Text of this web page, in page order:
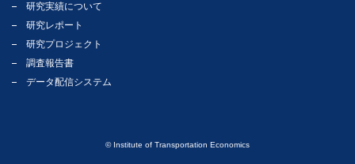
研究実績について
研究レポート
研究プロジェクト
調査報告書
データ配信システム
© Institute of Transportation Economics